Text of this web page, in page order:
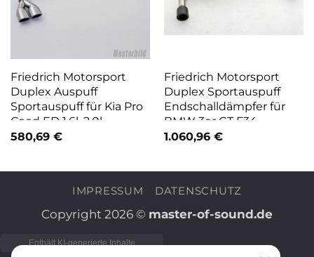
Friedrich Motorsport
Duplex Auspuff
Sportauspuff für Kia Pro
Ceed ED 1.6l, 2.0l
580,69 €
Friedrich Motorsport
Duplex Sportauspuff
Endschalldämpfer für
BMW 3er GT F34
1.060,96 €
IMPRESSUM DATENSCHUTZ
Copyright 2026 © master-of-sound.de